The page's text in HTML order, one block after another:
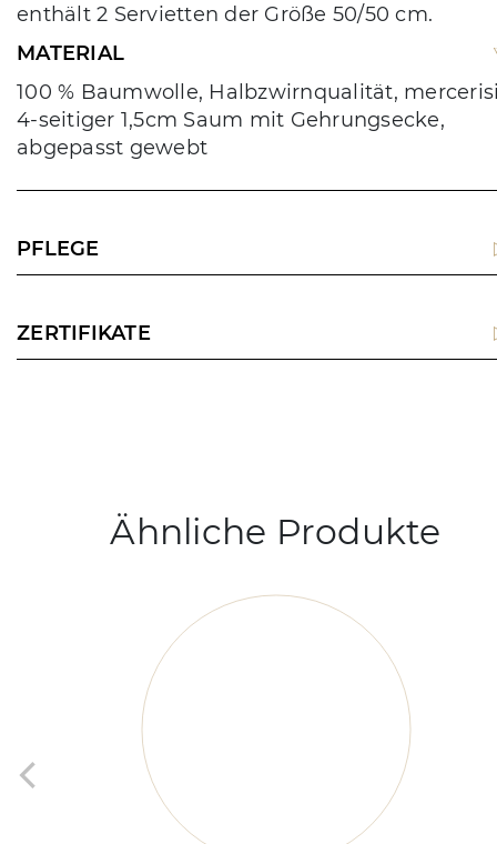
enthält 2 Servietten der Größe 50/50 cm.
MATERIAL
100 % Baumwolle, Halbzwirnqualität,
4-seitiger 1,5cm Saum mit Gehrungsecke,
abgepasst gewebt
PFLEGE
ZERTIFIKATE
Ähnliche Produkte